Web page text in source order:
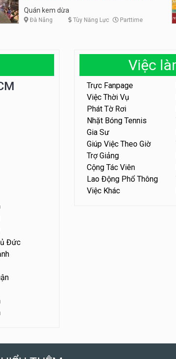
dừa
Quán kem dừa
Đà Nẵng Tùy Năng Lực Parttime
Đức
Việc
Trực Fanpage
Việc Thời Vụ
Phát Tờ Rơi
Nhặt Bóng Tennis
Gia Sư
Giúp Việc Theo Giờ
Trợ Giảng
Cộng Tác Viên
Lao Động Phổ Thông
Việc Khác